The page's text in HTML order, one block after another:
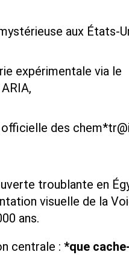
aux États-
expérimentale via le
des
troublante en
visuelle de la
ans.
centrale : *que